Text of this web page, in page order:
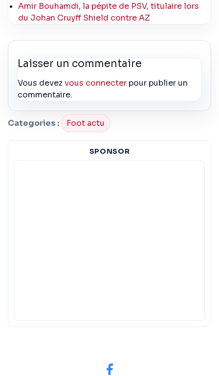
Amir Bouhamdi, la pépite de PSV, titulaire lors
du Johan Cruyff Shield contre AZ
Laisser un commentaire
Vous devezvous connecter pour publier un
commentaire.
Categories : Foot actu
SPONSOR